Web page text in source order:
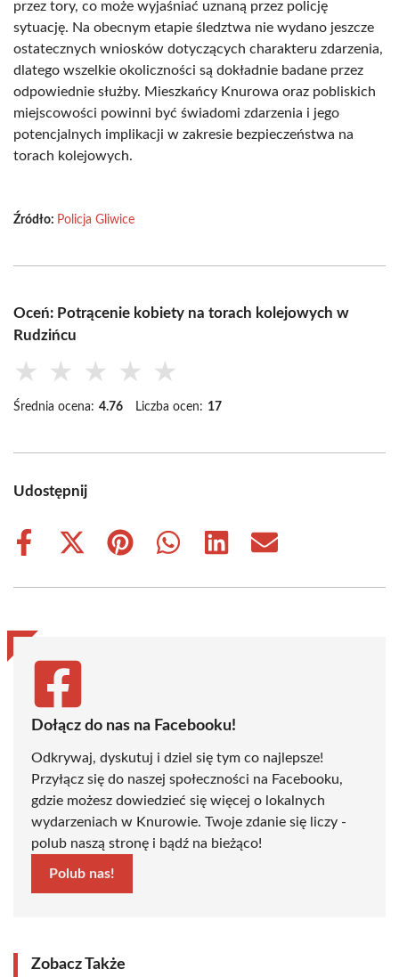
przez tory, co może wyjaśniać uznaną przez policję
sytuację. Na obecnym etapie śledztwa nie wydano jeszcze
ostatecznych wniosków dotyczących charakteru zdarzenia,
dlatego wszelkie okoliczności są dokładnie badane przez
odpowiednie służby. Mieszkańcy Knurowa oraz pobliskich
miejscowości powinni być świadomi zdarzenia i jego
potencjalnych implikacji w zakresie bezpieczeństwa na
torach kolejowych.
Źródło: Policja Gliwice
Oceń: Potrącenie kobiety na torach kolejowych w
Rudzińcu
★ ★ ★ ★ ★
Średnia ocena: 4.76 Liczba ocen: 17
Udostępnij
Share
Share
(Twitter)
Share
Share
Share
Share
Dołącz do nas na Facebooku!
Odkrywaj, dyskutuj i dziel się tym co najlepsze!
Przyłącz się do naszej społeczności na Facebooku,
gdzie możesz dowiedzieć się więcej o lokalnych
wydarzeniach w Knurowie. Twoje zdanie się liczy -
polub naszą stronę i bądź na bieżąco!
Polub nas!
Zobacz Także